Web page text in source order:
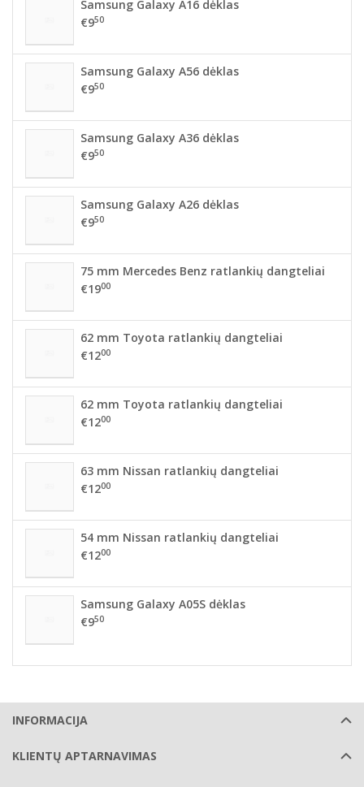
Samsung Galaxy A16 dėklas
€950
Samsung Galaxy A56 dėklas
€950
Samsung Galaxy A36 dėklas
€950
Samsung Galaxy A26 dėklas
€950
75 mm Mercedes Benz ratlankių dangteliai
€1900
62 mm Toyota ratlankių dangteliai
€1200
62 mm Toyota ratlankių dangteliai
€1200
63 mm Nissan ratlankių dangteliai
€1200
54 mm Nissan ratlankių dangteliai
€1200
Samsung Galaxy A05S dėklas
€950
INFORMACIJA
KLIENTŲ APTARNAVIMAS